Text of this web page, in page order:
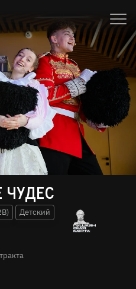
чудес
Детский